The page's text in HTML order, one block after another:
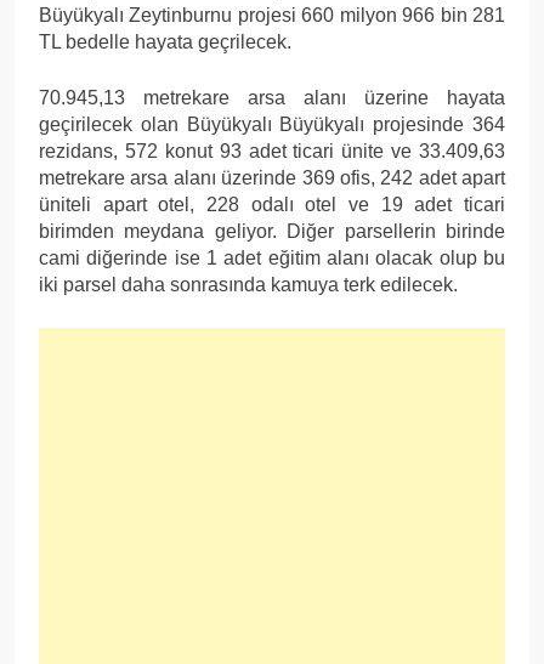
Büyükyalı Zeytinburnu projesi 660 milyon 966 bin 281
TL bedelle hayata geçrilecek.
70.945,13 metrekare arsa alanı üzerine hayata
geçirilecek olan Büyükyalı Büyükyalı projesinde 364
rezidans, 572 konut 93 adet ticari ünite ve 33.409,63
metrekare arsa alanı üzerinde 369 ofis, 242 adet apart
üniteli apart otel, 228 odalı otel ve 19 adet ticari
birimden meydana geliyor. Diğer parsellerin birinde
cami diğerinde ise 1 adet eğitim alanı olacak olup bu
iki parsel daha sonrasında kamuya terk edilecek.